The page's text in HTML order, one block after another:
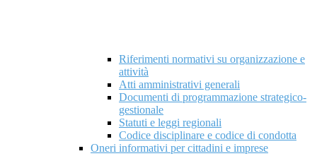
Riferimenti normativi su organizzazione e
attività
Atti amministrativi generali
Documenti di programmazione strategico-
gestionale
Statuti e leggi regionali
Codice disciplinare e codice di condotta
Oneri informativi per cittadini e imprese